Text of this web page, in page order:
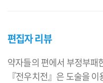
편집자 리뷰
약자들의 편에서 부정부패
『전우치전』은 도술을